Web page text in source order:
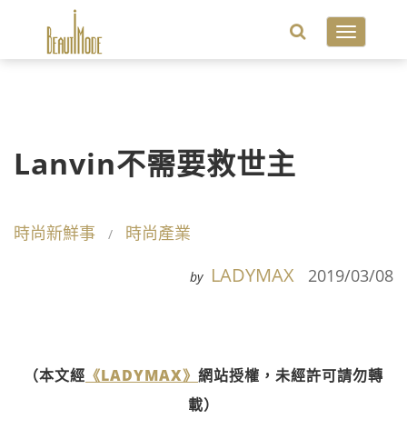
Toggle
Lanvin不需要救世主
時尚新鮮事 時尚產業
by LADYMAX 2019/03/08
（本文經 《LADYMAX》 網站授權，未經許可請勿轉
載）